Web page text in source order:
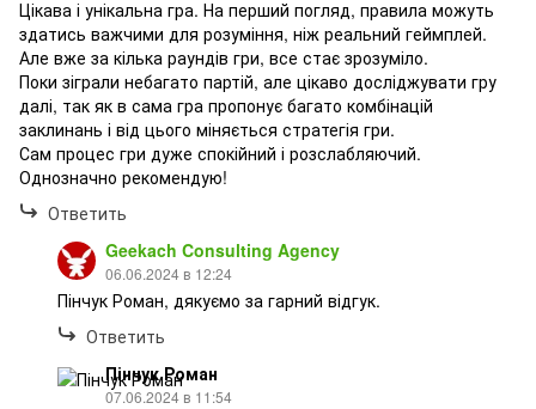
Цікава і унікальна гра. На перший погляд, правила можуть
здатись важчими для розуміння, ніж реальний геймплей.
Але вже за кілька раундів гри, все стає зрозуміло.
Поки зіграли небагато партій, але цікаво досліджувати гру
далі, так як в сама гра пропонує багато комбінацій
заклинань і від цього міняється стратегія гри.
Сам процес гри дуже спокійний і розслабляючий.
Однозначно рекомендую!
Ответить
Geekach Consulting Agency
06.06.2024 в 12:24
Пінчук Роман, дякуємо за гарний відгук.
Ответить
Пінчук Роман
07.06.2024 в 11:54